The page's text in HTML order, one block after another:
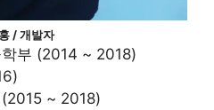
/ 개발자
부 (2014 ~ 2018)
~ 2018)